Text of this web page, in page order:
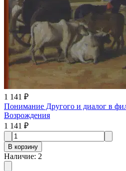
1 141 ₽
Понимание Другого и диалог в
Возрождения
1 141 ₽
В корзину
Наличие: 2